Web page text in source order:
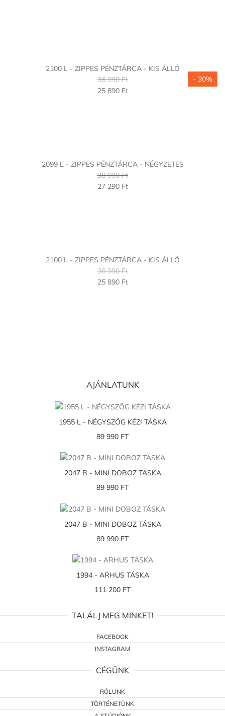
2100 L - ZIPPES PÉNZTÁRCA - KIS ÁLLÓ
36 990 Ft
25 890 Ft
2099 L - ZIPPES PÉNZTÁRCA - NÉGYZETES
38 990 Ft
27 290 Ft
2100 L - ZIPPES PÉNZTÁRCA - KIS ÁLLÓ
36 990 Ft
25 890 Ft
- 30%
AJÁNLATUNK
1955 L - NÉGYSZÖG KÉZI TÁSKA
89 990 FT
2047 B - MINI DOBOZ TÁSKA
89 990 FT
2047 B - MINI DOBOZ TÁSKA
89 990 FT
1994 - ARHUS TÁSKA
111 200 FT
TALÁLJ MEG MINKET!
FACEBOOK
INSTAGRAM
CÉGÜNK
RÓLUNK
TÖRTÉNETÜNK